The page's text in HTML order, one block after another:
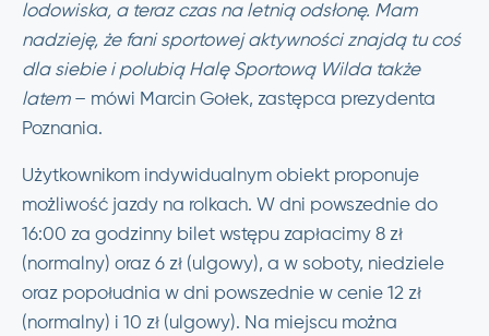
lodowiska, a teraz czas na letnią odsłonę. Mam
nadzieję, że fani sportowej aktywności znajdą tu coś
dla siebie i polubią Halę Sportową Wilda także
latem– mówi Marcin Gołek, zastępca prezydenta
Poznania.
Użytkownikom indywidualnym obiekt proponuje
możliwość jazdy na rolkach. W dni powszednie do
16:00 za godzinny bilet wstępu zapłacimy 8 zł
(normalny) oraz 6 zł (ulgowy), a w soboty, niedziele
oraz popołudnia w dni powszednie w cenie 12 zł
(normalny) i 10 zł (ulgowy). Na miejscu można